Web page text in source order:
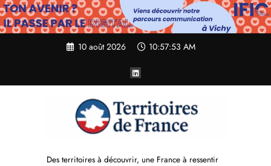
Aller
au
contenu
10 août 2026 10:57:54 AM
Des territoires à découvrir, une France à ressentir